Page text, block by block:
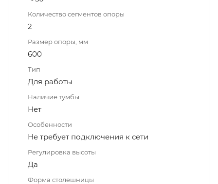
Количество сегментов опоры
2
Размер опоры, мм
600
Тип
Для работы
Наличие тумбы
Нет
Особенности
Не требует подключения к сети
Регулировка высоты
Да
Форма столешницы